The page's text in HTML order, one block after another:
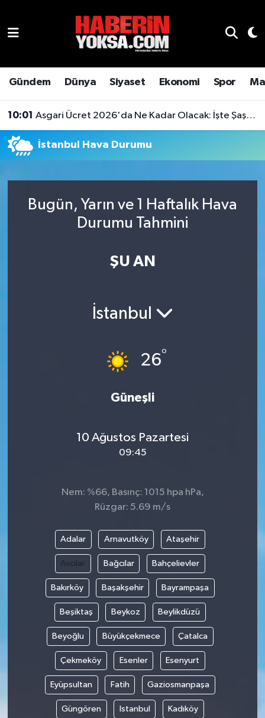
Gündem Dünya Siyaset Ekonomi Spor
10:01 Asgari Ücret 2026'da Ne Kadar Olacak: İşte Şaşırtan Rakam
İstanbul Hava Durumu
Bugün, Yarın ve 1 Haftalık Hava
Durumu Tahmini
ŞU AN
İstanbul
26°
Güneşli
10 Ağustos Pazartesi
09:45
Nem: %66, Basınç: 1015 hpa hPa,
Rüzgar: 5.69 m/s
Adalar Arnavutköy Ataşehir
Avcılar Bağcılar Bahçelievler
Bakırköy Başakşehir Bayrampaşa
Beşiktaş Beykoz Beylikdüzü
Beyoğlu Büyükçekmece Çatalca
Çekmeköy Esenler Esenyurt
Eyüpsultan Fatih Gaziosmanpaşa
Güngören Istanbul Kadıköy
Hava Durumu